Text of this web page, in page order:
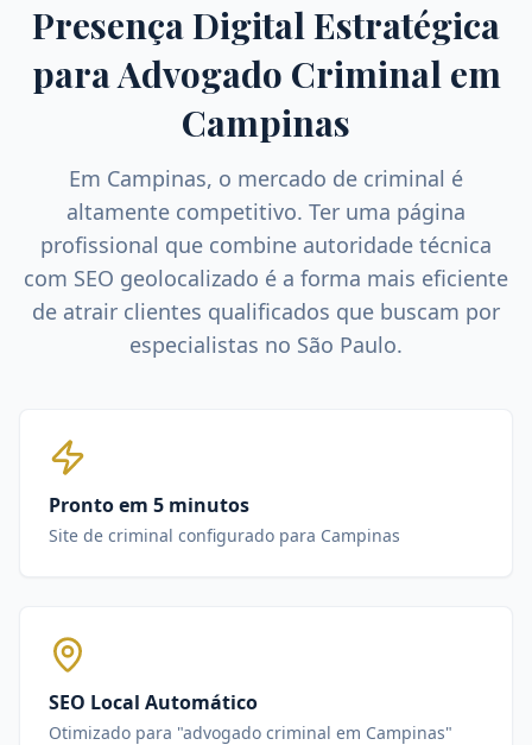
Presença Digital Estratégica
paraAdvogado Criminalem
Campinas
Em Campinas, o mercado de criminal é
altamente competitivo. Ter uma página
profissional que combine autoridade técnica
com SEO geolocalizado é a forma mais eficiente
de atrair clientes qualificados que buscam por
especialistas no São Paulo.
Pronto em 5 minutos
Site de criminal configurado para Campinas
SEO Local Automático
Otimizado para "advogado criminal em Campinas"